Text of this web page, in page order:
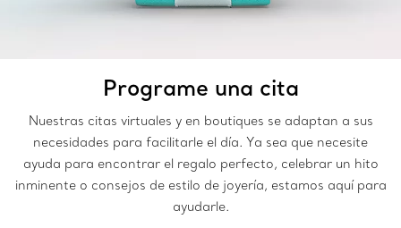
Programe una cita
Nuestras citas virtuales y en boutiques se adaptan a sus
necesidades para facilitarle el día. Ya sea que necesite
ayuda para encontrar el regalo perfecto, celebrar un hito
inminente o consejos de estilo de joyería, estamos aquí para
ayudarle.